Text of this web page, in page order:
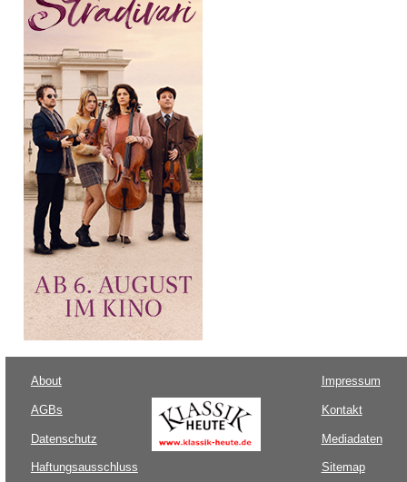
About
AGBs
Datenschutz
Haftungsausschluss
Impressum
Kontakt
Mediadaten
Sitemap